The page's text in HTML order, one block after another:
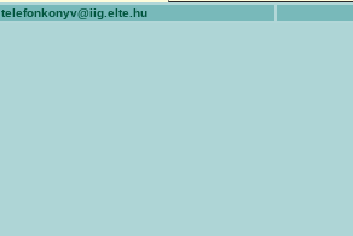
telefonkonyv@iig.elte.hu